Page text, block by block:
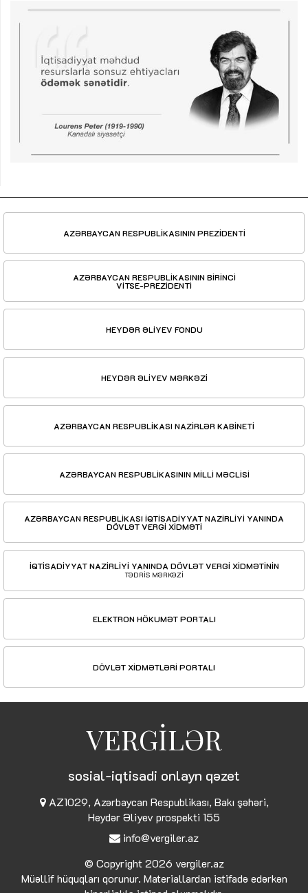
AZƏRBAYCAN RESPUBLİKASININ PREZİDENTİ
AZƏRBAYCAN RESPUBLİKASININ BİRİNCİ
VİTSE-PREZİDENTİ
HEYDƏR ƏLİYEV FONDU
HEYDƏR ƏLİYEV MƏRKƏZİ
AZƏRBAYCAN RESPUBLİKASI NAZİRLƏR KABİNETİ
AZƏRBAYCAN RESPUBLİKASININ MİLLİ MƏCLİSİ
AZƏRBAYCAN RESPUBLİKASI İQTİSADİYYAT NAZİRLİYİ YANINDA
DÖVLƏT VERGİ XİDMƏTİ
İQTİSADİYYAT NAZİRLİYİ YANINDA DÖVLƏT VERGİ XİDMƏTİNİN
TƏDRİS MƏRKƏZİ
ELEKTRON HÖKUMƏT PORTALI
DÖVLƏT XİDMƏTLƏRİ PORTALI
VERGİLƏR
sosial-iqtisadi onlayn qəzet
AZ1029, Azərbaycan Respublikası, Bakı şəhəri,
Heydər Əliyev prospekti 155
info@vergiler.az
© Copyright 2026 vergiler.az
Müəllif hüquqları qorunur. Materiallardan istifadə edərkən